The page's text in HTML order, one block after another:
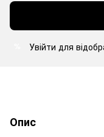
Увійти для
Опис